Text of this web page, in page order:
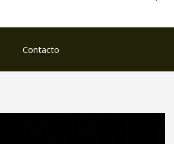
Contacto